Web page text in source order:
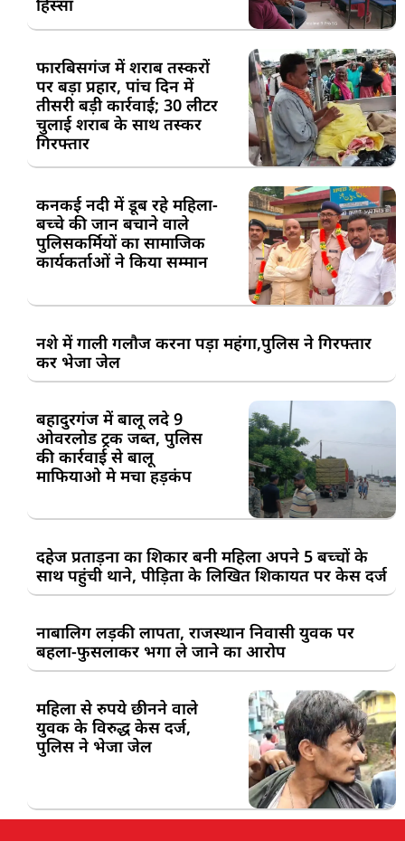
हिस्सा
फारबिसगंज में शराब तस्करों
पर बड़ा प्रहार, पांच दिन में
तीसरी बड़ी कार्रवाई; 30 लीटर
चुलाई शराब के साथ तस्कर
गिरफ्तार
कनकई नदी में डूब रहे महिला-
बच्चे की जान बचाने वाले
पुलिसकर्मियों का सामाजिक
कार्यकर्ताओं ने किया सम्मान
नशे में गाली गलौज करना पड़ा महंगा,पुलिस ने गिरफ्तार
कर भेजा जेल
बहादुरगंज में बालू लदे 9
ओवरलोड ट्रक जब्त, पुलिस
की कार्रवाई से बालू
माफियाओ मे मचा हड़कंप
दहेज प्रताड़ना का शिकार बनी महिला अपने 5 बच्चों के
साथ पहुंची थाने, पीड़िता के लिखित शिकायत पर केस दर्ज
नाबालिग लड़की लापता, राजस्थान निवासी युवक पर
बहला-फुसलाकर भगा ले जाने का आरोप
महिला से रुपये छीनने वाले
युवक के विरुद्ध केस दर्ज,
पुलिस ने भेजा जेल